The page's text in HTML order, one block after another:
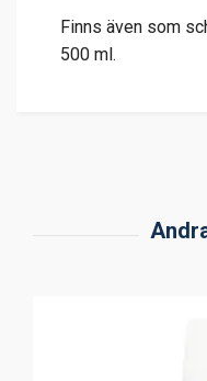
Finns även som
500 ml.